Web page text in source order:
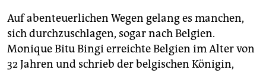
Auf abenteuerlichen Wegen gelang es manchen,
sich durchzuschlagen, sogar nach Belgien.
Monique Bitu Bingi erreichte Belgien im Alter von
32 Jahren und schrieb der belgischen Königin,